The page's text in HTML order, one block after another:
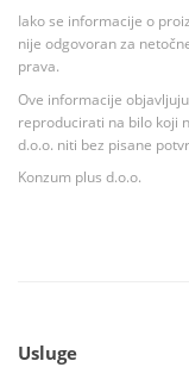
Iako se informacije o
nije odgovoran za
prava.
Ove informacije
reproducirati na bilo koji
d.o.o. niti bez pisane
Konzum plus d.o.o.
Usluge